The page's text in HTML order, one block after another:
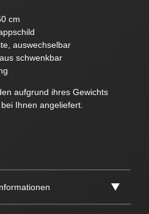
cm
auswechselbar
schwenkbar
aufgrund ihres Gewichts
Ihnen angeliefert.